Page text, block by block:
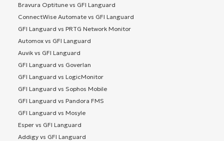
Bravura Optitune vs GFI Languard
ConnectWise Automate vs GFI Languard
GFI Languard vs PRTG Network Monitor
Automox vs GFI Languard
Auvik vs GFI Languard
GFI Languard vs Goverlan
GFI Languard vs LogicMonitor
GFI Languard vs Sophos Mobile
GFI Languard vs Pandora FMS
GFI Languard vs Mosyle
Esper vs GFI Languard
Addigy vs GFI Languard